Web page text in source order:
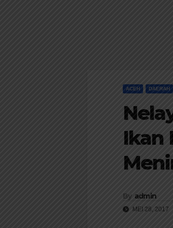
ACEH DAERAH
Ikan
By admin
MEI 28, 2017